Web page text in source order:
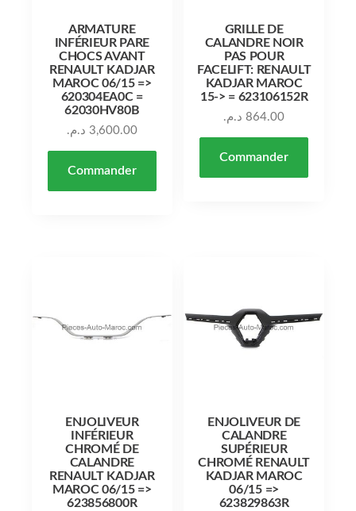
ARMATURE
INFÉRIEUR PARE
CHOCS AVANT
RENAULT KADJAR
MAROC 06/15 =>
620304EA0C =
62030HV80B
3,600.00 د.م.
Commander
GRILLE DE
CALANDRE NOIR
PAS POUR
FACELIFT: RENAULT
KADJAR MAROC
15-> = 623106152R
864.00 د.م.
Commander
ENJOLIVEUR
INFÉRIEUR
CHROMÉ DE
CALANDRE
RENAULT KADJAR
MAROC 06/15 =>
623856800R
ENJOLIVEUR DE
CALANDRE
SUPÉRIEUR
CHROMÉ RENAULT
KADJAR MAROC
06/15 =>
623829863R